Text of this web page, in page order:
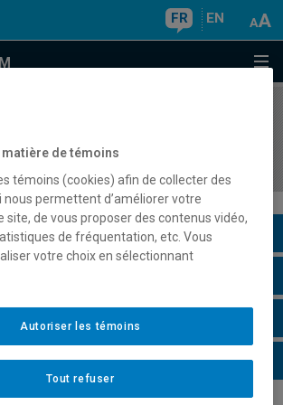
FR EN
air
2026
de témoins
témoins (cookies) afin de collecter des
permettent d’améliorer votre
site, de vous proposer des contenus vidéo,
de fréquentation, etc. Vous
votre choix en sélectionnant
Tout refuser
Autoriser les témoins